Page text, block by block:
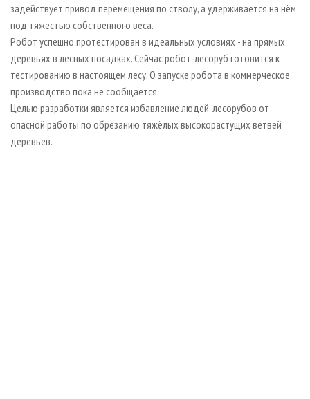
задействует привод перемещения по стволу, а удерживается на нём
под тяжестью собственного веса.
Робот успешно протестирован в идеальных условиях - на прямых
деревьях в лесных посадках. Сейчас робот-лесоруб готовится к
тестированию в настоящем лесу. О запуске робота в коммерческое
производство пока не сообщается.
Целью разработки является избавление людей-лесорубов от
опасной работы по обрезанию тяжёлых высокорастущих ветвей
деревьев.